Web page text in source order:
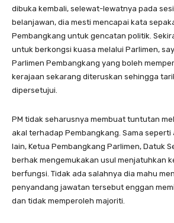
dibuka kembali, selewat-lewatnya pada
belanjawan, dia mesti mencapai kata
Pembangkang untuk gencatan politik.
untuk berkongsi kuasa melalui Parlimen,
Parlimen Pembangkang yang boleh
kerajaan sekarang diteruskan sehingga
dipersetujui.
PM tidak seharusnya membuat tuntutan
akal terhadap Pembangkang. Sama seperti
lain, Ketua Pembangkang Parlimen, Datuk
berhak mengemukakan usul menjatuhkan
berfungsi. Tidak ada salahnya dia mahu
penyandang jawatan tersebut enggan
dan tidak memperoleh majoriti.